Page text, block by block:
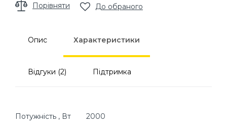
Порівняти До обраного
Опис Характеристики
Відгуки (2) Підтримка
Потужність , Вт 2000